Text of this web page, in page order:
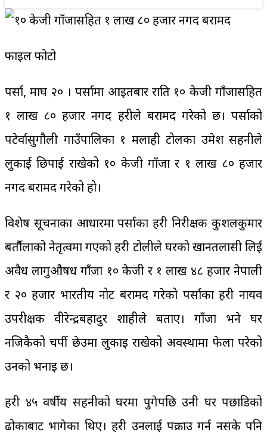
फाइल फोटो
पर्सा, माघ २० । पर्सामा आइतबार राति १० केजी गाँजासहित
१ लाख ८० हजार नगद प्रहरीले बरामद गरेको छ। पर्साको
पटेर्वासुगौली गाउँपालिका १ मलाही टोलका उमेश सहनीले
लुकाई छिपाई राखेको १० केजी गाँजा र १ लाख ८० हजार
नगद बरामद गरेको हो।
विशेष सूचनाका आधारमा पर्साका प्रहरी निरीक्षक कुशलकुमार
बर्तौलाको नेतृत्वमा गएको प्रहरी टोलीले घरको खानतलासी लिई
अवैध लागुऔषध गाँजा १० केजी र १ लाख ४८ हजार नेपाली
र २० हजार भारतीय नोट बरामद गरेको पर्साका प्रहरी नायव
उपरीक्षक वीरेन्द्रबहादुर शाहीले बताए। गाँजा भने घर
नजिकैको चर्पी छेउमा लुकाइ राखेको अवस्थामा फेला परेको
उनको भनाइ छ।
प्रहरी ४५ वर्षीय सहनीको घरमा पुगेपछि उनी घर पछाडिको
ढोकाबाट भागेका थिए। प्रहरी उनलाई पक्राउ गर्न नसके पनि